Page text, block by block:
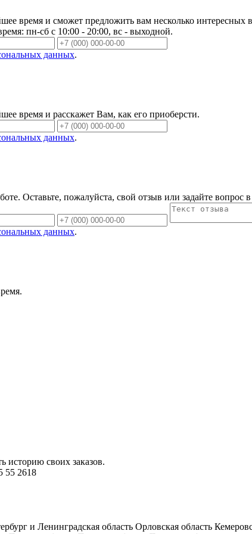
время и сможет предложить вам несколько интересных
пн-сб с 10:00 - 20:00, вс - выходной.
данных.
время и расскажет Вам, как его приоберсти.
данных.
Оставьте, пожалуйста, свой отзыв или задайте
данных.
историю своих заказов.
55 2618
и Ленинградская область Орловская область